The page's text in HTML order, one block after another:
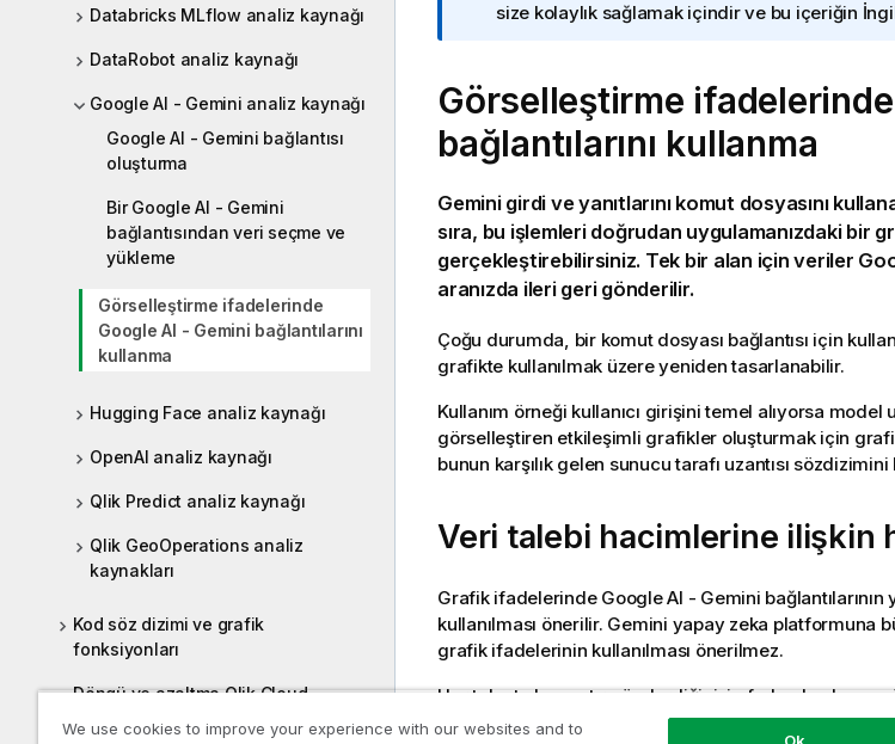
Databricks MLflow analiz kaynağı
DataRobot analiz kaynağı
Google AI - Gemini analiz kaynağı
Google AI - Gemini bağlantısı
oluşturma
Bir Google AI - Gemini
bağlantısından veri seçme ve
yükleme
Görselleştirme ifadelerinde
Google AI - Gemini bağlantılarını
kullanma
Hugging Face analiz kaynağı
OpenAI analiz kaynağı
Qlik Predict analiz kaynağı
Qlik GeoOperations analiz
kaynakları
Kod söz dizimi ve grafik
fonksiyonları
Döngü ve azaltma Qlik Cloud
size kolaylık sağlamak içindir ve bu içeriğin
Görselleştirme ifadelerinde
bağlantılarını kullanma
Geminigirdi ve yanıtlarını komut dosyasını
sıra, bu işlemleri doğrudan uygulamanızdaki bir
gerçekleştirebilirsiniz. Tek bir alan için veriler
aranızda ileri geri gönderilir.
Çoğu durumda, bir komut dosyası bağlantısı için
grafikte kullanılmak üzere yeniden tasarlanabilir.
Kullanım örneği kullanıcı girişini temel alıyorsa model
görselleştiren etkileşimli grafikler oluşturmak için
bunun karşılık gelen sunucu tarafı uzantısı
Veri talebi hacimlerine ilişkin
Grafik ifadelerinde Google AI - Gemini
kullanılması önerilir. Gemini yapay zeka platformuna
grafik ifadelerinin kullanılması önerilmez.
Her talepte kaç satır gönderdiğinizin farkında
ifadesinde bağlantının yapılandırılmasındaki
We use cookies to improve your experience with our websites and to